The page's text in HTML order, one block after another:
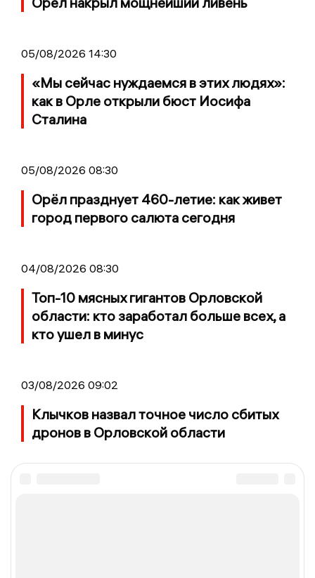
05/08/2026 14:30
«Мы сейчас нуждаемся в этих людях»:
как в Орле открыли бюст Иосифа
Сталина
05/08/2026 08:30
Орёл празднует 460-летие: как живет
город первого салюта сегодня
04/08/2026 08:30
Топ-10 мясных гигантов Орловской
области: кто заработал больше всех, а
кто ушел в минус
03/08/2026 09:02
Клычков назвал точное число сбитых
дронов в Орловской области